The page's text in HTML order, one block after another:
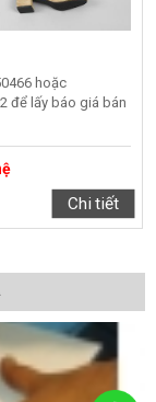
hoặc
để lấy báo giá bán
Chi tiết